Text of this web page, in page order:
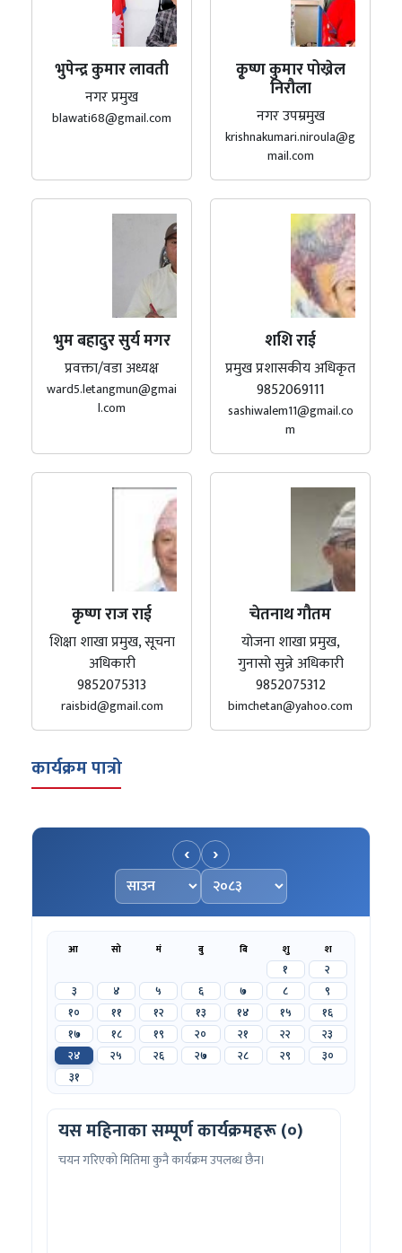
भुपेन्द्र कुमार लावती
नगर प्रमुख
blawati68@gmail.com
कृ्ष्ण कुमार पोख्रेल
निरौला
नगर उपम्रमुख
krishnakumari.niroula@g
mail.com
भुम बहादुर सुर्य मगर
प्रवक्ता/वडा अध्यक्ष
ward5.letangmun@gmai
l.com
शशि राई
प्रमुख प्रशासकीय अधिकृत
9852069111
sashiwalem11@gmail.co
m
कृष्ण राज राई
शिक्षा शाखा प्रमुख, सूचना
अधिकारी
9852075313
raisbid@gmail.com
चेतनाथ गौतम
योजना शाखा प्रमुख,
गुनासो सुन्ने अधिकारी
9852075312
bimchetan@yahoo.com
कार्यक्रम पात्रो
‹
महिना चयन गर्नुहोस्
वर्ष चयन गर्नुहोस्
›
आ सो मं बु बि शु श
१
२
३
४ ५ ६ ७ ८
९
१०
११ १२ १३ १४ १५
१६
१७
१८ १९ २० २१ २२
२३
२४
२५ २६ २७ २८ २९
३०
३१
यस महिनाका सम्पूर्ण कार्यक्रमहरू (०)
चयन गरिएको मितिमा कुनै कार्यक्रम उपलब्ध छैन।